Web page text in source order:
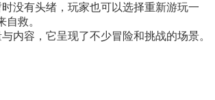
没有头绪，玩家也可以选择重新游玩一
自救。
内容，它呈现了不少冒险和挑战的场景。